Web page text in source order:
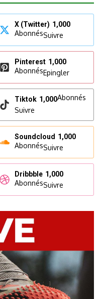
X (Twitter) 1,000
AbonnésSuivre
Pinterest 1,000
AbonnésEpingler
Tiktok 1,000Abonnés
Suivre
Soundcloud 1,000
AbonnésSuivre
Dribbble 1,000
AbonnésSuivre